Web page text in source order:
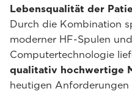
Lebensqualität der
Durch die Kombination
moderner HF-Spulen
Computertechnologie
qualitativ hochwertige
heutigen